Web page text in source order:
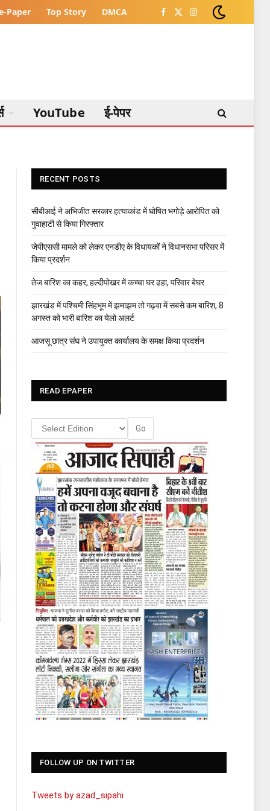
Paper Top Story DMCA Facebook
X
Instagram
YouTube ई-पेपर
RECENT POSTS
सीबीआई ने अभिजीत सरकार हत्याकांड में घोषित भगोड़े आरोपित को
गुवाहाटी से किया गिरफ्तार
जेपीएससी मामले को लेकर एनडीए के विधायकों ने विधानसभा परिसर में
किया प्रदर्शन
तेज बारिश का कहर, हल्दीपोखर में कच्चा घर ढहा, परिवार बेघर
झारखंड में पश्चिमी सिंहभूम में झमाझम तो गढ़वा में सबसे कम बारिश, 8
अगस्त को भारी बारिश का येलो अलर्ट
आजसू छात्र संघ ने उपायुक्त कार्यालय के समक्ष किया प्रदर्शन
READ EPAPER
FOLLOW UP ON TWITTER
Tweets by azad_sipahi